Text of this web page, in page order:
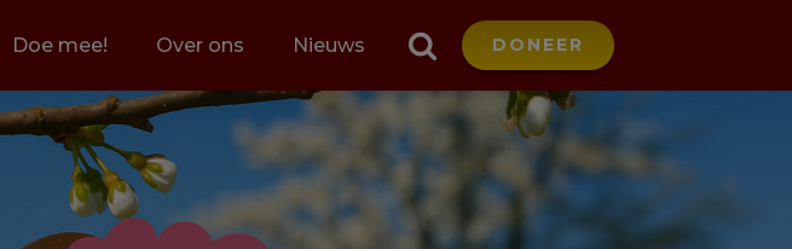
Doe mee! Over ons Nieuws DONEER